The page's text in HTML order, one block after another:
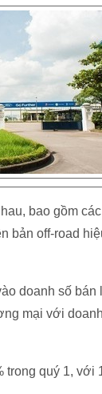
bao gồm
bản off-road
doanh số bán
mại với
trong quý 1,